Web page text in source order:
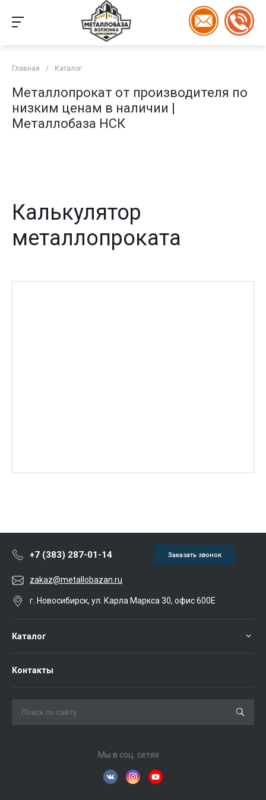
Главная / Каталог
Металлопрокат от производителя по
низким ценам в наличии |
Металлобаза НСК
Калькулятор
металлопроката
+7 (383) 287-01-14 Заказать звонок
zakaz@metallobazan.ru
г. Новосибирск, ул. Карла Маркса 30, офис 600Е
Каталог
Контакты
Мы в соц. сетях